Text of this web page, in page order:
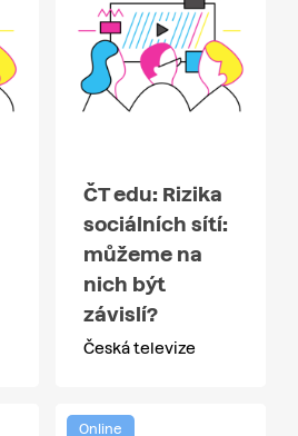
ČT edu: Rizika
sociálních sítí:
můžeme na
nich být
závislí?
Česká televize
Online